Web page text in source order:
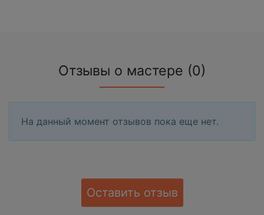
Отзывы о мастере (0)
На данный момент отзывов пока еще нет.
Оставить отзыв